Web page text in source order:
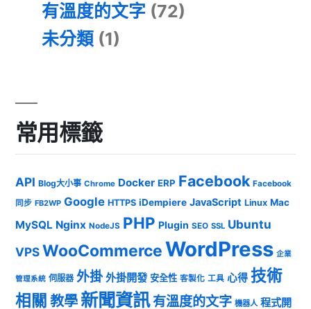
有溫度的文字 (72)
未分類 (1)
常用標籤
API Blog大小事 Chrome Docker ERP Facebook Facebook
同步 FB2WP Google HTTPS iDempiere JavaScript Linux Mac
MySQL Nginx NodeJS PHP Plugin SEO SSL Ubuntu
VPSWooCommerceWordPress 企業
管理系統 伺服器 外掛 外掛開發 安全性 客製化 工具 心得 技術
相關 教學 新聞資訊有溫度的文字 機器人 程式開